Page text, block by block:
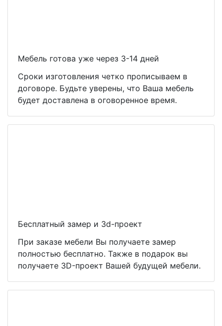
Мебель готова уже через 3-14 дней
Сроки изготовления четко прописываем в
договоре. Будьте уверены, что Ваша мебель
будет доставлена в оговоренное время.
Бесплатный замер и 3d-проект
При заказе мебели Вы получаете замер
полностью бесплатно. Также в подарок вы
получаете 3D-проект Вашей будущей мебели.